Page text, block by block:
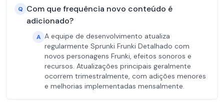
Q Com que frequência novo conteúdo é
adicionado?
A A equipe de desenvolvimento atualiza
regularmente Sprunki Frunki Detalhado com
novos personagens Frunki, efeitos sonoros e
recursos. Atualizações principais geralmente
ocorrem trimestralmente, com adições menores
e melhorias implementadas mensalmente.